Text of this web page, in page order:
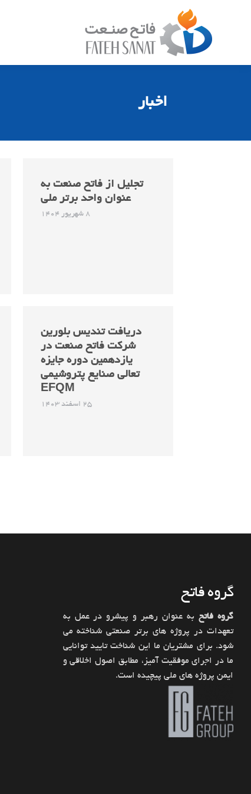
اخبار
تجلیل از فاتح صنعت به
عنوان واحد برتر ملی
8 شهریور 1404
دریافت تندیس بلورین
شرکت فاتح صنعت در
یازدهمین دوره جایزه
تعالی صنایع پتروشیمی
EFQM
25 اسفند 1403
گروه فاتح
گروه فاتح به عنوان رهبر و پیشرو در عمل به
تعهدات در پروژه های برتر صنعتی شناخته می
شود. برای مشتریان ما این شناخت تایید توانایی
ما در اجرای موفقیت آمیز، مطابق اصول اخلاقی و
ایمن پروژه های ملی پیچیده است.